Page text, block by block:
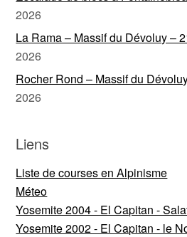
2026
La Rama – Massif du Dévoluy –
2026
Rocher Rond – Massif du
2026
Liens
Liste de courses en Alpinisme
Méteo
Yosemite 2004 - El Capitan -
Yosemite 2002 - El Capitan - le